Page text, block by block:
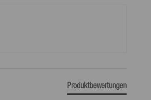
Produktbewertungen